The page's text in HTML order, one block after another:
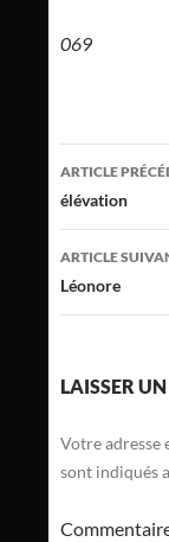
069
des
articles
ARTICLE
élévation
ARTICLE
Léonore
LAISSER
Votre adresse
sont indiqués